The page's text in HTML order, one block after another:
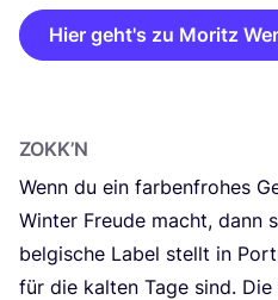
Hier geht's zu Moritz
ZOKK’N
Wenn du ein far­ben­fro­hes
Win­ter Freu­de macht, dann
bel­gi­sche Label stellt in
für die kal­ten Tage sind.